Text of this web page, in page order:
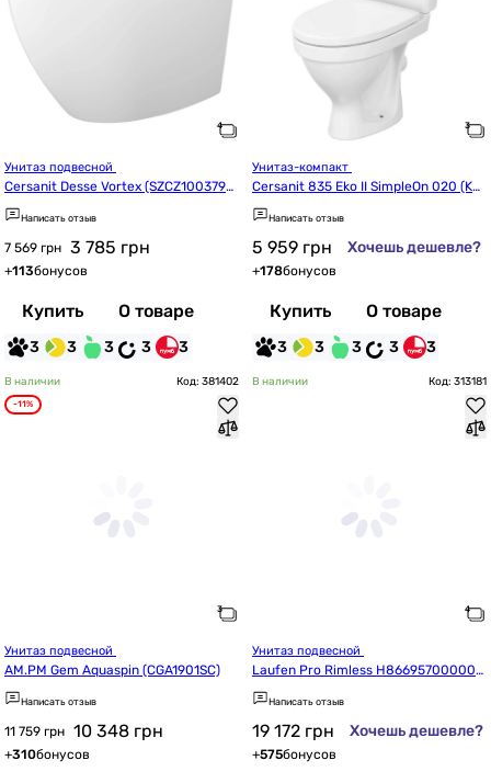
Cersanit Desse Vortex (SZCZ1003790
001) Уценка
Написать отзыв
7 569 грн 3 785 грн
+113бонусов
Купить О товаре
3 3 3 3 3
Cersanit 835 Eko II SimpleOn 020 (K4
4-122)
Написать отзыв
5 959 грн Хочешь дешевле?
+178бонусов
Купить О товаре
3 3 3 3 3
В наличии Код: 381402
-11%
AM.PM Gem Aquaspin (CGA1901SC)
Написать отзыв
11 759 грн 10 348 грн
+310бонусов
В наличии Код: 313181
Laufen Pro Rimless H866957000000
1, с сиденьем Slim
Написать отзыв
19 172 грн Хочешь дешевле?
+575бонусов